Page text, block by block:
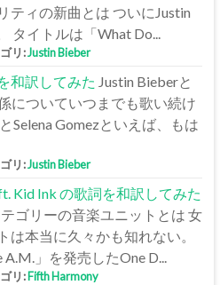
ティの新曲とは ついにJustin
タイトルは「What Do...
リ:Justin Bieber
和訳してみた Justin Bieberと
についていつまでも歌い続け
Selena Gomezといえば、もは
リ:Justin Bieber
Kid Ink の歌詞を和訳してみた
ゴリーの音楽ユニットとは 女
本当に久々かも知れない。
」を発売したOne D...
リ:Fifth Harmony